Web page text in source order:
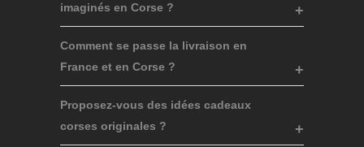
imaginés en Corse ?
Comment se passe la livraison en
France et en Corse ?
Proposez-vous des idées cadeaux
corses originales ?